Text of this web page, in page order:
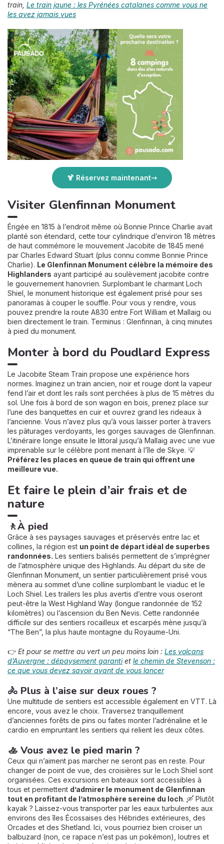
train, Le train jaune : les Pyrénées catalanes comme vous ne
les avez jamais vues
🍹 Réservez maintenant
Visiter Glenfinnan Monument
Érigée en 1815 à l’endroit même où Bonnie Prince Charlie avait
planté son étendard, cette tour cylindrique d’environ 18 mètres
de haut commémore le mouvement Jacobite de 1845 mené
par Charles Edward Stuart (plus connu comme Bonnie Prince
Charlie). Le Glenfinnan Monument célèbre la mémoire des
Highlanders ayant participé au soulèvement jacobite contre
le gouvernement hanovrien. Surplombant le charmant Loch
Shiel, le monument historique est également prisé pour ses
panoramas à couper le souffle. Pour vous y rendre, vous
pouvez prendre la route A830 entre Fort William et Mallaig ou
bien directement le train. Terminus : Glenfinnan, à cinq minutes
à pied du monument.
Monter à bord du Poudlard Express
Le Jacobite Steam Train propose une expérience hors
normes. Imaginez un train ancien, noir et rouge dont la vapeur
fend l’air et dont les rails sont perchées à plus de 15 mètres du
sol. Une fois à bord de son wagon en bois, prenez place sur
l’une des banquettes en cuir et ouvrez grand les rideaux à
l’ancienne. Vous n’avez plus qu’à vous laisser porter à travers
les pâturages verdoyants, les gorges sauvages de Glenfinnan.
L’itinéraire longe ensuite le littoral jusqu’à Mallaig avec une vue
imprenable sur le célèbre pont menant à l’île de Skye. 💡
Préférez les places en queue de train qui offrent une
meilleure vue.
Et faire le plein d’air frais et de
nature
🚶À pied
Grâce à ses paysages sauvages et préservés entre lac et
collines, la région est un point de départ idéal de superbes
randonnées. Les sentiers balisés permettent de s’imprégner
de l’atmosphère unique des Highlands. Au départ du site de
Glenfinnan Monument, un sentier particulièrement prisé vous
mènera au sommet d’une colline surplombant le viaduc et le
Loch Shiel. Les trailers les plus avertis d’entre vous oseront
peut-être la West Highland Way (longue randonnée de 152
kilomètres) ou l’ascension du Ben Nevis. Cette randonnée
difficile sur des sentiers rocailleux et escarpés mène jusqu’à
“The Ben”, la plus haute montagne du Royaume-Uni.
👉 Et pour se mettre au vert un peu moins loin : Les volcans
d’Auvergne : dépaysement garantiet le chemin de Stevenson :
ce que vous devez savoir avant de vous lancer
🚴 Plus à l’aise sur deux roues ?
Une multitude de sentiers est accessible également en VTT. Là
encore, vous avez le choix. Traversez tranquillement
d’anciennes forêts de pins ou faites monter l’adrénaline et le
cardio en empruntant les sentiers qui relient les deux côtes.
🚣 Vous avez le pied marin ?
Ceux qui n’aiment pas marcher ne seront pas en reste. Pour
changer de point de vue, des croisières sur le Loch Shiel sont
organisées. Ces excursions en bateaux sont accessibles à
tous et permettent d’admirer le monument de Glenfinnan
tout en profitant de l’atmosphère sereine du loch. 🛶 Plutôt
kayak ? Laissez-vous transporter par les eaux turbulentes aux
environs des îles Écossaises des Hébrides extérieures, des
Orcades et des Shetland. Ici, vous pourriez bien croiser un
balbuzard (non, ce rapace n’est pas un pokémon), loutres et